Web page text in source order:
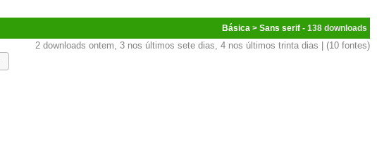
Básica > Sans serif - 138
2 downloads ontem, 3 nos últimos sete dias, 4 nos últimos trinta dias | (10 fontes)